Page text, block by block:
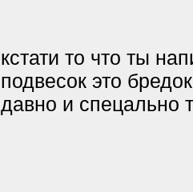
кстати то что ты
подвесок это
давно и спецально